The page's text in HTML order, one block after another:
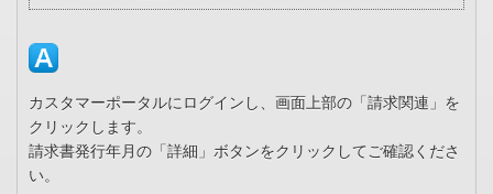
カスタマーポータルにログインし、画面上部の「請求関連」を
クリックします。
請求書発行年月の「詳細」ボタンをクリックしてご確認くださ
い。